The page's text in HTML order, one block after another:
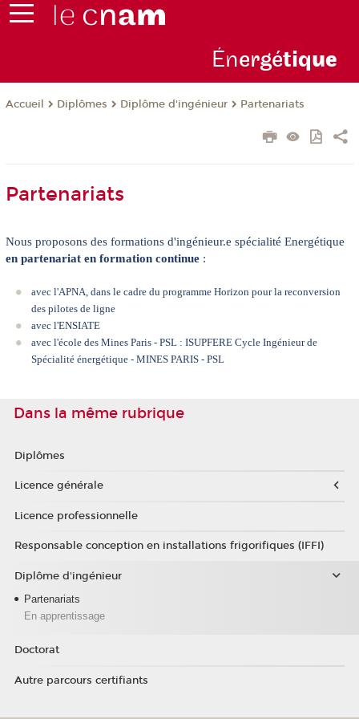
Énergétique
Accueil Diplômes Diplôme d'ingénieur Partenariats
Partenariats
Nous proposons des formations d'ingénieur.e spécialité Energétique
en partenariat en formation continue:
avec l'APNA, dans le cadre du programme Horizon pour la reconversion
des pilotes de ligne
avec l'ENSIATE
avec l'école des Mines Paris - PSL : ISUPFERE Cycle Ingénieur de
Spécialité énergétique - MINES PARIS - PSL
Dans la même rubrique
Diplômes
Licence générale
Licence professionnelle
Responsable conception en installations frigorifiques (IFFI)
Diplôme d'ingénieur
Partenariats
En apprentissage
Doctorat
Autre parcours certifiants